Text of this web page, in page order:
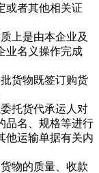
或者其他相关证
上是由本企业及
业名义操作完成
货物既签订购货
托货代承运人对
品名、规格等进行
他运输单据有关内
物的质量、收款